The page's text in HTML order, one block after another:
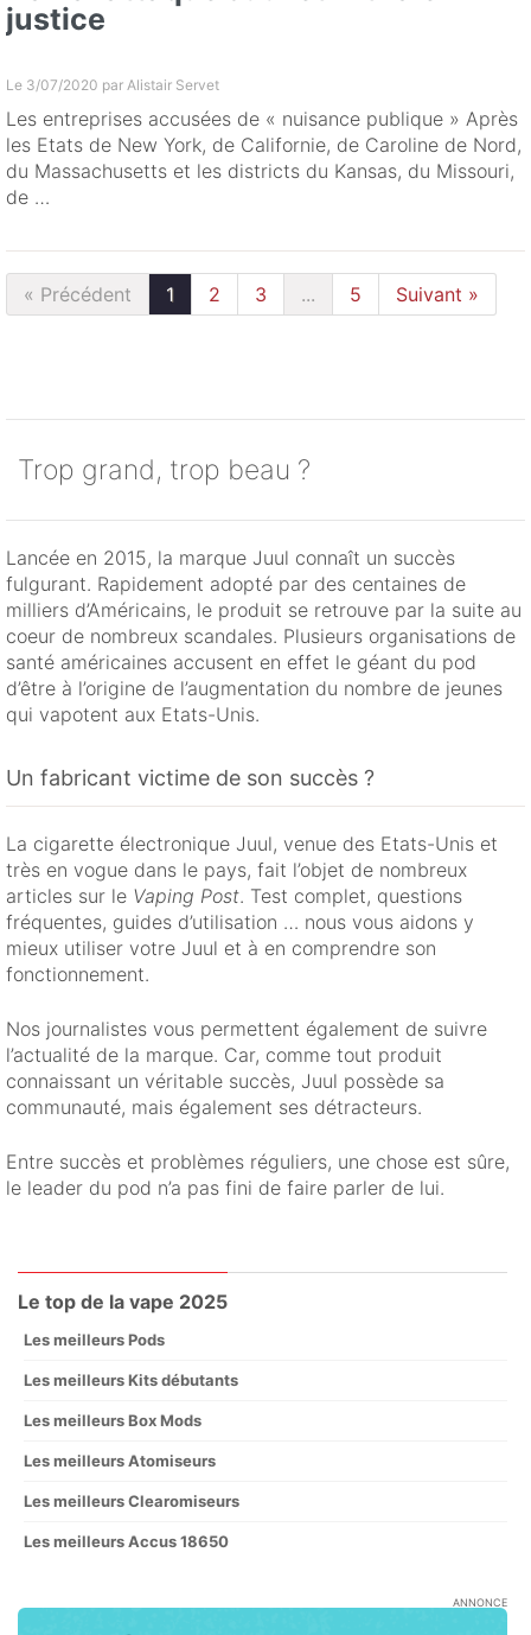
justice
Le 3/07/2020 par Alistair Servet
Les entreprises accusées de « nuisance publique » Après
les Etats de New York, de Californie, de Caroline de Nord,
du Massachusetts et les districts du Kansas, du Missouri,
de …
« Précédent 1 2 3 ... 5 Suivant »
Trop grand, trop beau ?
Lancée en 2015, la marque Juul connaît un succès
fulgurant. Rapidement adopté par des centaines de
milliers d’Américains, le produit se retrouve par la suite au
coeur de nombreux scandales. Plusieurs organisations de
santé américaines accusent en effet le géant du pod
d’être à l’origine de l’augmentation du nombre de jeunes
qui vapotent aux Etats-Unis.
Un fabricant victime de son succès ?
La cigarette électronique Juul, venue des Etats-Unis et
très en vogue dans le pays, fait l’objet de nombreux
articles sur le Vaping Post. Test complet, questions
fréquentes, guides d’utilisation … nous vous aidons y
mieux utiliser votre Juul et à en comprendre son
fonctionnement.
Nos journalistes vous permettent également de suivre
l’actualité de la marque. Car, comme tout produit
connaissant un véritable succès, Juul possède sa
communauté, mais également ses détracteurs.
Entre succès et problèmes réguliers, une chose est sûre,
le leader du pod n’a pas fini de faire parler de lui.
Le top de la vape 2025
Les meilleurs Pods
Les meilleurs Kits débutants
Les meilleurs Box Mods
Les meilleurs Atomiseurs
Les meilleurs Clearomiseurs
Les meilleurs Accus 18650
ANNONCE